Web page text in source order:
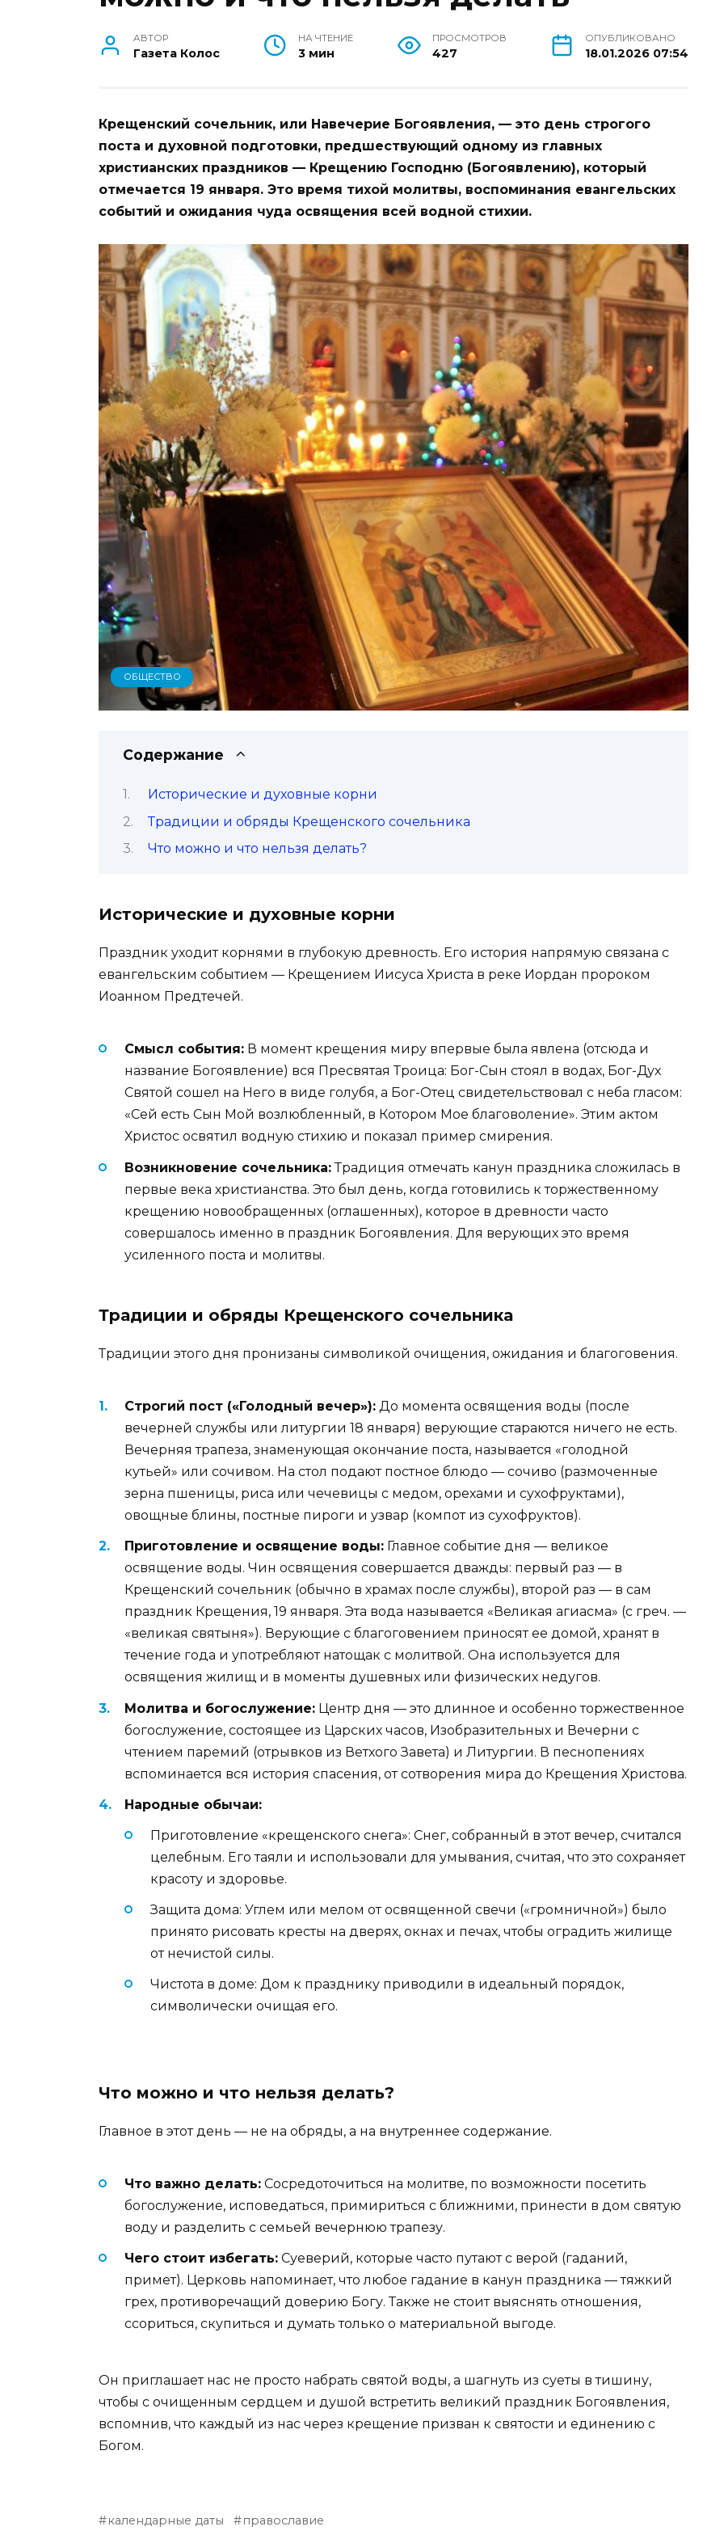
АВТОР
Газета Колос
НА ЧТЕНИЕ
3 мин
ПРОСМОТРОВ
427
ОПУБЛИКОВАНО
18.01.2026 07:54
Крещенский сочельник, или Навечерие Богоявления, — это день строгого
поста и духовной подготовки, предшествующий одному из главных
христианских праздников — Крещению Господню (Богоявлению), который
отмечается 19 января. Это время тихой молитвы, воспоминания евангельских
событий и ожидания чуда освящения всей водной стихии.
ОБЩЕСТВО
Содержание
Исторические и духовные корни
Традиции и обряды Крещенского сочельника
Что можно и что нельзя делать?
Исторические и духовные корни
Праздник уходит корнями в глубокую древность. Его история напрямую связана с
евангельским событием — Крещением Иисуса Христа в реке Иордан пророком
Иоанном Предтечей.
Смысл события: В момент крещения миру впервые была явлена (отсюда и
название Богоявление) вся Пресвятая Троица: Бог-Сын стоял в водах, Бог-Дух
Святой сошел на Него в виде голубя, а Бог-Отец свидетельствовал с неба гласом:
«Сей есть Сын Мой возлюбленный, в Котором Мое благоволение». Этим актом
Христос освятил водную стихию и показал пример смирения.
Возникновение сочельника:Традиция отмечать канун праздника сложилась в
первые века христианства. Это был день, когда готовились к торжественному
крещению новообращенных (оглашенных), которое в древности часто
совершалось именно в праздник Богоявления. Для верующих это время
усиленного поста и молитвы.
Традиции и обряды Крещенского сочельника
Традиции этого дня пронизаны символикой очищения, ожидания и благоговения.
Строгий пост («Голодный вечер»): До момента освящения воды (после
вечерней службы или литургии 18 января) верующие стараются ничего не есть.
Вечерняя трапеза, знаменующая окончание поста, называется «голодной
кутьей» или сочивом. На стол подают постное блюдо — сочиво (размоченные
зерна пшеницы, риса или чечевицы с медом, орехами и сухофруктами),
овощные блины, постные пироги и узвар (компот из сухофруктов).
Приготовление и освящение воды: Главное событие дня — великое
освящение воды. Чин освящения совершается дважды: первый раз — в
Крещенский сочельник (обычно в храмах после службы), второй раз — в сам
праздник Крещения, 19 января. Эта вода называется «Великая агиасма» (с греч. —
«великая святыня»). Верующие с благоговением приносят ее домой, хранят в
течение года и употребляют натощак с молитвой. Она используется для
освящения жилищ и в моменты душевных или физических недугов.
Молитва и богослужение: Центр дня — это длинное и особенно торжественное
богослужение, состоящее из Царских часов, Изобразительных и Вечерни с
чтением паремий (отрывков из Ветхого Завета) и Литургии. В песнопениях
вспоминается вся история спасения, от сотворения мира до Крещения Христова.
Народные обычаи:
Приготовление «крещенского снега»: Снег, собранный в этот вечер, считался
целебным. Его таяли и использовали для умывания, считая, что это сохраняет
красоту и здоровье.
Защита дома: Углем или мелом от освященной свечи («громничной») было
принято рисовать кресты на дверях, окнах и печах, чтобы оградить жилище
от нечистой силы.
Чистота в доме: Дом к празднику приводили в идеальный порядок,
символически очищая его.
Что можно и что нельзя делать?
Главное в этот день — не на обряды, а на внутреннее содержание.
Что важно делать: Сосредоточиться на молитве, по возможности посетить
богослужение, исповедаться, примириться с ближними, принести в дом святую
воду и разделить с семьей вечернюю трапезу.
Чего стоит избегать: Суеверий, которые часто путают с верой (гаданий,
примет). Церковь напоминает, что любое гадание в канун праздника — тяжкий
грех, противоречащий доверию Богу. Также не стоит выяснять отношения,
ссориться, скупиться и думать только о материальной выгоде.
Он приглашает нас не просто набрать святой воды, а шагнуть из суеты в тишину,
чтобы с очищенным сердцем и душой встретить великий праздник Богоявления,
вспомнив, что каждый из нас через крещение призван к святости и единению с
Богом.
календарные даты православие